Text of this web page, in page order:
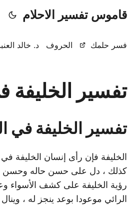
قاموس تفسير الاحلام
فسر حلمك الحروف د. خالد
تفسير الخليفة
تفسير الخليفة في
الخليفة فإن رأى إنسان الخليفة
كذلك ، دل على حسن حاله وحسن
رؤية الخليفة على كشف الأسواء
الرائي موعودا بوعد ينجز له ،